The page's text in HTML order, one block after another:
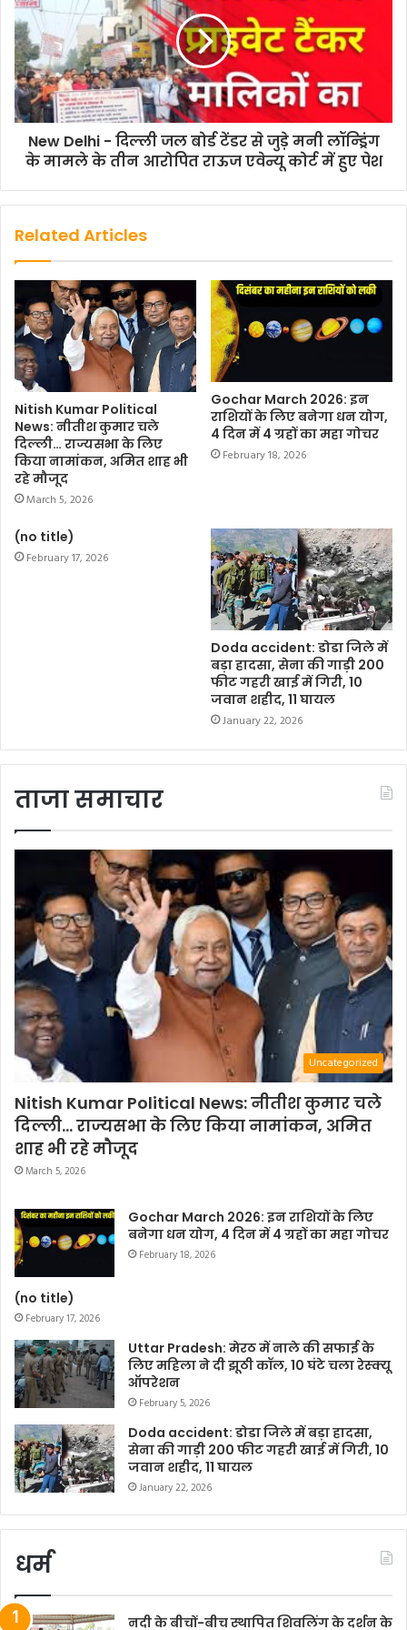
e
b
o
o
k
i
t
t
e
r
a
t
s
A
p
p
a
i
l
p
y
L
i
n
a
r
e
New Delhi - दिल्ली जल बोर्ड टेंडर से जुड़े मनी लॉन्ड्रिंग
के मामले के तीन आरोपित राऊज एवेन्यू कोर्ट में हुए पेश
Related Articles
Nitish Kumar Political
News: नीतीश कुमार चले
दिल्ली… राज्यसभा के लिए
किया नामांकन, अमित शाह भी
रहे मौजूद
March 5, 2026
Gochar March 2026: इन
राशियों के लिए बनेगा धन योग,
4 दिन में 4 ग्रहों का महा गोचर
February 18, 2026
(no title)
February 17, 2026
Doda accident: डोडा जिले में
बड़ा हादसा, सेना की गाड़ी 200
फीट गहरी खाई में गिरी, 10
जवान शहीद, 11 घायल
January 22, 2026
ताजा समाचार
Uncategorized
Nitish Kumar Political News: नीतीश कुमार चले
दिल्ली… राज्यसभा के लिए किया नामांकन, अमित
शाह भी रहे मौजूद
March 5, 2026
Gochar March 2026: इन राशियों के लिए
बनेगा धन योग, 4 दिन में 4 ग्रहों का महा गोचर
February 18, 2026
(no title)
February 17, 2026
Uttar Pradesh: मेरठ में नाले की सफाई के
लिए महिला ने दी झूठी कॉल, 10 घंटे चला रेस्क्यू
ऑपरेशन
February 5, 2026
Doda accident: डोडा जिले में बड़ा हादसा,
सेना की गाड़ी 200 फीट गहरी खाई में गिरी, 10
जवान शहीद, 11 घायल
January 22, 2026
धर्म
नदी के बीचों-बीच स्थापित शिवलिंग के दर्शन के